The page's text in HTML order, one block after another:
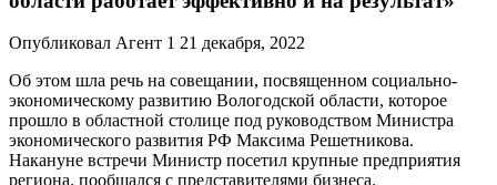
Опубликовал Агент 1 21 декабря, 2022
Об этом шла речь на совещании, посвященном социально-
экономическому развитию Вологодской области, которое
прошло в областной столице под руководством Министра
экономического развития РФ Максима Решетникова.
Накануне встречи Министр посетил крупные предприятия
региона, пообщался с представителями бизнеса.